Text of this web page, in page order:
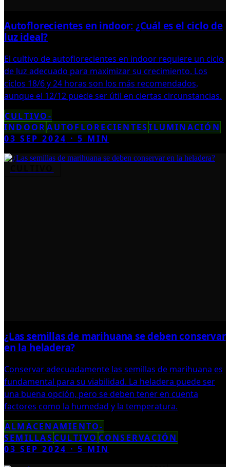
Autoflorecientes en indoor: ¿Cuál es el ciclo de
luz ideal?
El cultivo de autoflorecientes en indoor requiere un ciclo
de luz adecuado para maximizar su crecimiento. Los
ciclos 18/6 y 24 horas son los más recomendados,
aunque el 12/12 puede ser útil en ciertas circunstancias.
CULTIVO-
INDOOR AUTOFLORECIENTESILUMINACIÓN
03 SEP 2024 ·5 MIN
¿Las semillas de marihuana se deben conservar
en la heladera?
Conservar adecuadamente las semillas de marihuana es
fundamental para su viabilidad. La heladera puede ser
una buena opción, pero se deben tener en cuenta
factores como la humedad y la temperatura.
ALMACENAMIENTO-
SEMILLAS CULTIVO CONSERVACIÓN
03 SEP 2024 ·5 MIN